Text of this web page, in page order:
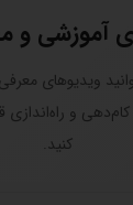
آموزشی و
ویدیوهای
و راه‌اندازی
کنید.